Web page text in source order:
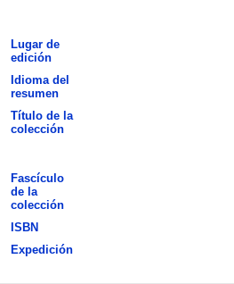
Lugar de
edición
Idioma del
resumen
Título de la
colección
Fascículo
de la
colección
ISBN
Expedición